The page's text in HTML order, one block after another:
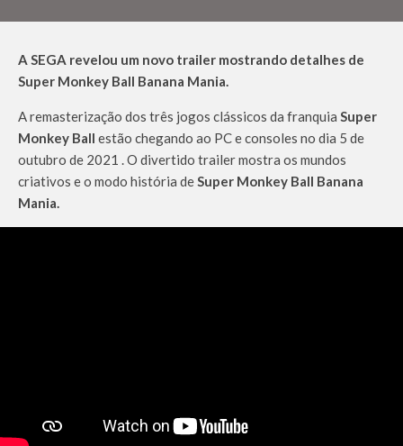
A SEGA revelou um novo trailer mostrando detalhes de
Super Monkey Ball Banana Mania.
A remasterização dos três jogos clássicos da franquia Super
Monkey Ball estão chegando ao PC e consoles no dia 5 de
outubro de 2021 . O divertido trailer mostra os mundos
criativos e o modo história deSuper Monkey Ball Banana
Mania.